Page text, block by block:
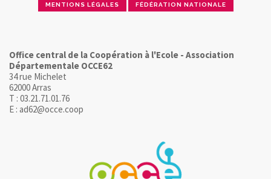
MENTIONS LÉGALES FÉDÉRATION NATIONALE
Office central de la Coopération à l'Ecole - Association
Départementale OCCE62
34 rue Michelet
62000 Arras
T : 03.21.71.01.76
E : ad62@occe.coop